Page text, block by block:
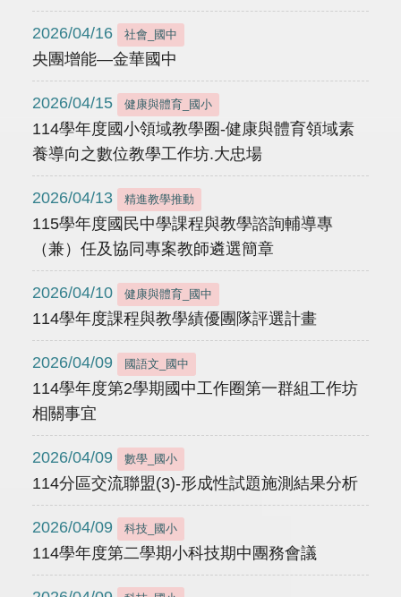
2026/04/16 社會_國中
央團增能—金華國中
2026/04/15 健康與體育_國小
114學年度國小領域教學圈-健康與體育領域素
養導向之數位教學工作坊.大忠場
2026/04/13 精進教學推動
115學年度國民中學課程與教學諮詢輔導專
（兼）任及協同專案教師遴選簡章
2026/04/10 健康與體育_國中
114學年度課程與教學績優團隊評選計畫
2026/04/09 國語文_國中
114學年度第2學期國中工作圈第一群組工作坊
相關事宜
2026/04/09 數學_國小
114分區交流聯盟(3)-形成性試題施測結果分析
2026/04/09 科技_國小
114學年度第二學期小科技期中團務會議